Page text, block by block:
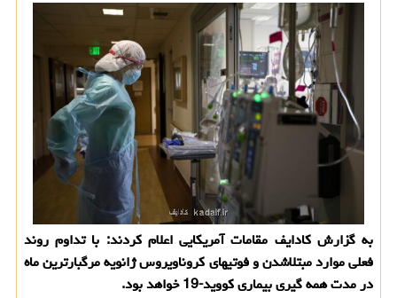
به گزارش کادایف مقامات آمریکایی اعلام کردند: با تداوم روند
فعلی موارد مبتلاشدن و فوتیهای کروناویروس ژانویه مرگبارترین ماه
در مدت همه گیری بیماری کووید-19 خواهد بود.